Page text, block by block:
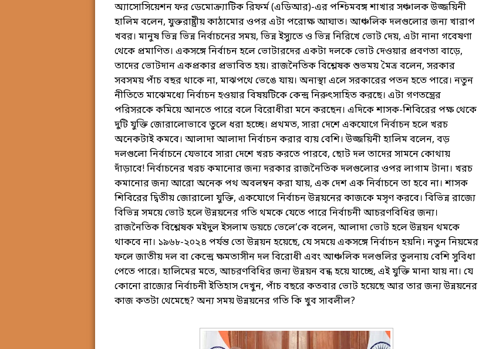
অ্যাসোসিয়েশন ফর ডেমোক্র্যাটিক রিফর্ম (এডিআর)-এর পশ্চিমবঙ্গ শাখার সঞ্চালক উজ্জয়িনী
হালিম বলেন, যুক্তরাষ্ট্রীয় কাঠামোর ওপর এটা পরোক্ষ আঘাত। আঞ্চলিক দলগুলোর জন্য খারাপ
খবর। মানুষ ভিন্ন ভিন্ন নির্বাচনের সময়, ভিন্ন ইস্যুতে ও ভিন্ন নিরিখে ভোট দেয়, এটা নানা গবেষণা
থেকে প্রমাণিত। একসঙ্গে নির্বাচন হলে ভোটারদের একটা দলকে ভোট দেওয়ার প্রবণতা বাড়ে,
তাদের ভোটদান একপ্রকার প্রভাবিত হয়। রাজনৈতিক বিশ্লেষক শুভময় মৈত্র বলেন, সরকার
সবসময় পাঁচ বছর থাকে না, মাঝপথে ভেঙে যায়। অনাস্থা এলে সরকারের পতন হতে পারে। নতুন
নীতিতে মাঝেমধ্যে নির্বাচন হওয়ার বিষয়টিকে কেন্দ্র নিরুৎসাহিত করছে। এটা গণতন্ত্রের
পরিসরকে কমিয়ে আনতে পারে বলে বিরোধীরা মনে করছেন। এদিকে শাসক-শিবিরের পক্ষ থেকে
দুটি যুক্তি জোরালোভাবে তুলে ধরা হচ্ছে। প্রথমত, সারা দেশে একযোগে নির্বাচন হলে খরচ
অনেকটাই কমবে। আলাদা আলাদা নির্বাচন করার ব্যয় বেশি। উজ্জয়িনী হালিম বলেন, বড়
দলগুলো নির্বাচনে যেভাবে সারা দেশে খরচ করতে পারবে, ছোট দল তাদের সামনে কোথায়
দাঁড়াবে! নির্বাচনের খরচ কমানোর জন্য দরকার রাজনৈতিক দলগুলোর ওপর লাগাম টানা। খরচ
কমানোর জন্য আরো অনেক পথ অবলম্বন করা যায়, এক দেশ এক নির্বাচনে তা হবে না। শাসক
শিবিরের দ্বিতীয় জোরালো যুক্তি, একযোগে নির্বাচন উন্নয়নের কাজকে মসৃণ করবে। বিভিন্ন রাজ্যে
বিভিন্ন সময়ে ভোট হলে উন্নয়নের গতি থমকে যেতে পারে নির্বাচনী আচরণবিধির জন্য।
রাজনৈতিক বিশ্লেষক মইদুল ইসলাম ডয়চে ভেলে’কে বলেন, আলাদা ভোট হলে উন্নয়ন থমকে
থাকবে না। ১৯৬৮-২০২৪ পর্যন্ত তো উন্নয়ন হয়েছে, যে সময়ে একসঙ্গে নির্বাচন হয়নি। নতুন নিয়মের
ফলে জাতীয় দল বা কেন্দ্রে ক্ষমতাসীন দল বিরোধী এবং আঞ্চলিক দলগুলির তুলনায় বেশি সুবিধা
পেতে পারে। হালিমের মতে, আচরণবিধির জন্য উন্নয়ন বন্ধ হয়ে যাচ্ছে, এই যুক্তি মানা যায় না। যে
কোনো রাজ্যের নির্বাচনী ইতিহাস দেখুন, পাঁচ বছরে কতবার ভোট হয়েছে আর তার জন্য উন্নয়নের
কাজ কতটা থেমেছে? অন্য সময় উন্নয়নের গতি কি খুব সাবলীল?